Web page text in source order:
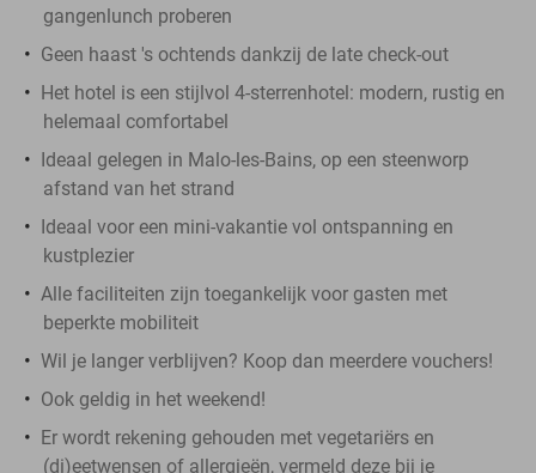
gangenlunch proberen
Geen haast 's ochtends dankzij de late check-out
Het hotel is een stijlvol 4-sterrenhotel: modern, rustig en
helemaal comfortabel
Ideaal gelegen in Malo-les-Bains, op een steenworp
afstand van het strand
Ideaal voor een mini-vakantie vol ontspanning en
kustplezier
Alle faciliteiten zijn toegankelijk voor gasten met
beperkte mobiliteit
Wil je langer verblijven? Koop dan meerdere vouchers!
Ook geldig in het weekend!
Er wordt rekening gehouden met vegetariërs en
(di)eetwensen of allergieën, vermeld deze bij je